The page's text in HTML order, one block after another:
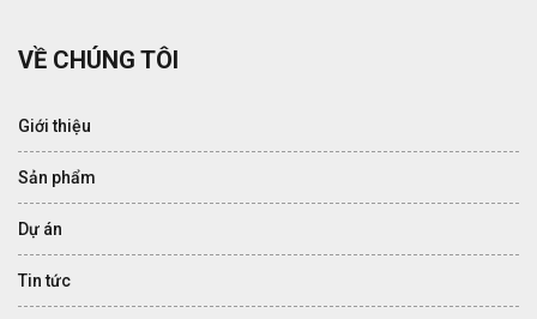
VỀ CHÚNG TÔI
Giới thiệu
Sản phẩm
Dự án
Tin tức